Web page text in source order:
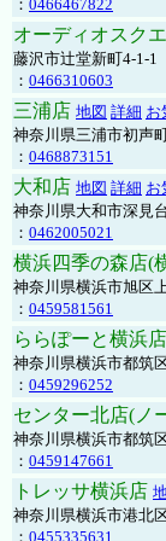
： 0466467822
オーディオスク
藤沢市辻堂新町4-1-1
： 0466310603
三浦店 地図 詳細 お
神奈川県三浦市初声
： 0468873151
大和店 地図 詳細 お
神奈川県大和市深見
： 0462005021
横浜四季の森店(
神奈川県横浜市旭区
： 0459581561
ららぽーと横浜店
神奈川県横浜市都筑
： 0459296252
センター北店(ノ
神奈川県横浜市都筑
： 0459147661
トレッサ横浜店
神奈川県横浜市港北
： 0455335631